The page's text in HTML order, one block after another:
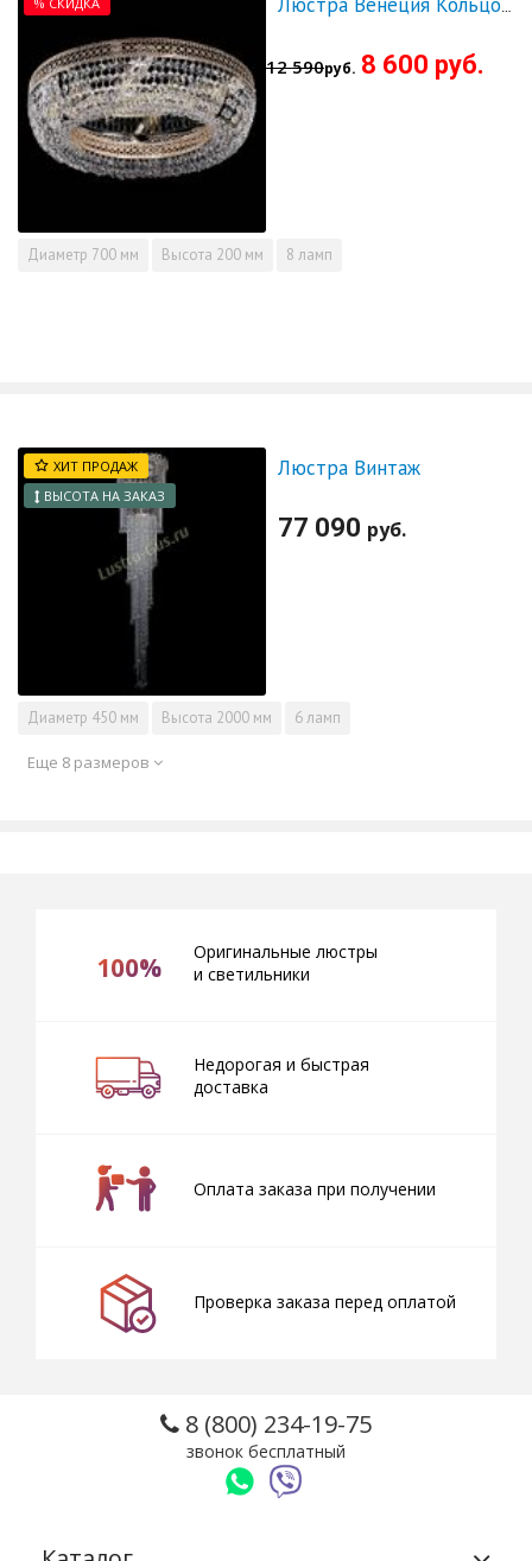
12 590руб. 8 600 руб.
Диаметр 700 мм Высота 200 мм 8 ламп
ХИТ ПРОДАЖ
ВЫСОТА НА ЗАКАЗ
Люстра Винтаж
77 090 руб.
Диаметр 450 мм Высота 2000 мм 6 ламп
Еще 8 размеров
100%
Оригинальные люстры
и светильники
Недорогая и быстрая
доставка
Оплата заказа при получении
Проверка заказа перед оплатой
8 (800) 234-19-75
звонок бесплатный